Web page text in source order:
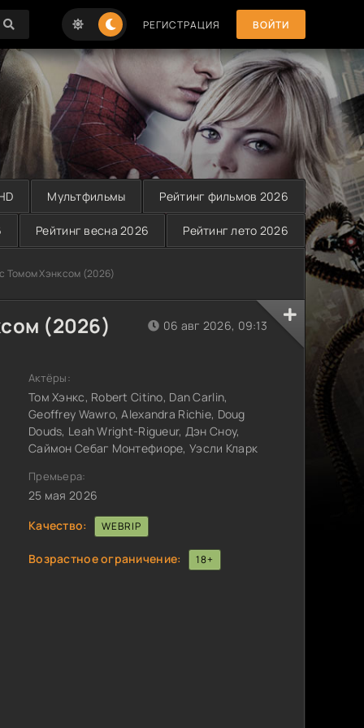
РЕГИСТРАЦИЯ ВОЙТИ
Мультфильмы Рейтинг фильмов 2026
Рейтинг весна 2026 Рейтинг лето 2026
Томом Хэнксом (2026)
(2026) 06 авг 2026, 09:13
Актёры:
Том Хэнкс, Robert Citino, Dan Carlin,
Geoffrey Wawro, Alexandra Richie, Doug
Douds, Leah Wright-Rigueur, Дэн Сноу,
Саймон Себаг Монтефиоре, Уэсли Кларк
Премьера:
25 мая 2026
Качество:
WEBRIP
Возрастное ограничение: 18+